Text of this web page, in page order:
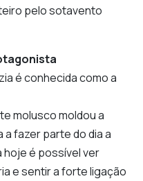
pelo sotavento
é conhecida como a
molusco moldou a
a fazer parte do dia a
hoje é possível ver
e sentir a forte ligação